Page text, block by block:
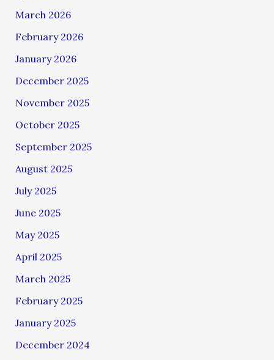
March 2026
February 2026
January 2026
December 2025
November 2025
October 2025
September 2025
August 2025
July 2025
June 2025
May 2025
April 2025
March 2025
February 2025
January 2025
December 2024